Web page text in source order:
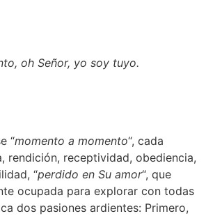
oh Señor, yo soy tuyo.
“momento a momento“, cada
rendición, receptividad, obediencia,
“perdido en Su amor“, que
ocupada para explorar con todas
dos pasiones ardientes: Primero,